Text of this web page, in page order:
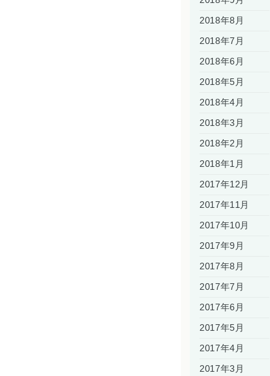
2018年8月
2018年7月
2018年6月
2018年5月
2018年4月
2018年3月
2018年2月
2018年1月
2017年12月
2017年11月
2017年10月
2017年9月
2017年8月
2017年7月
2017年6月
2017年5月
2017年4月
2017年3月